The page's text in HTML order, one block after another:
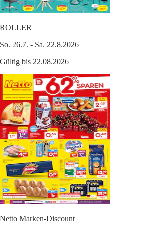
ROLLER
So. 26.7. - Sa. 22.8.2026
Gültig bis 22.08.2026
Netto Marken-Discount